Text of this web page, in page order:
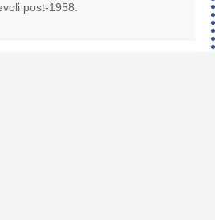
post-1958.